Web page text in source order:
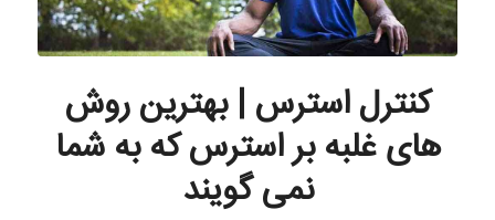
کنترل استرس | بهترین روش
های غلبه بر استرس که به شما
نمی گویند